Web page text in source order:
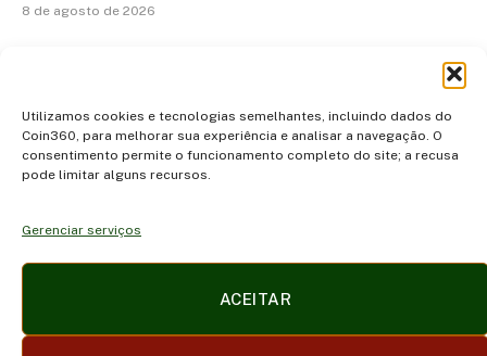
Utilizamos cookies e tecnologias semelhantes, incluindo dados do
Coin360, para melhorar sua experiência e analisar a navegação. O
consentimento permite o funcionamento completo do site; a recusa
pode limitar alguns recursos.
Gerenciar serviços
ACEITAR
8 de agosto de 2026
(Twitter)